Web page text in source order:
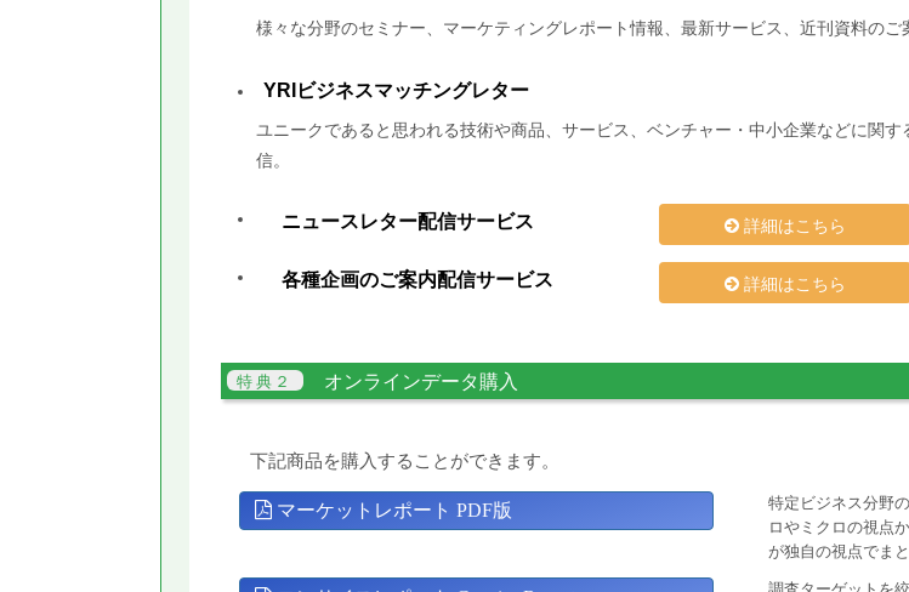
様々な分野のセミナー、マーケティングレポート情報、最新サービス、近刊資料の
YRIビジネスマッチングレター
ユニークであると思われる技術や商品、サービス、ベンチャー・中小企業などに関
信。
ニュースレター配信サービス 詳細はこちら
各種企画のご案内配信サービス 詳細はこちら
オンラインデータ購入
下記商品を購入することができます。
マーケットレポート PDF版
特定ビジネス分野
ロやミクロの視点
が独自の視点でま